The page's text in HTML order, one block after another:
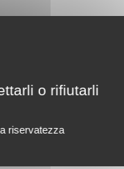
o rifiutarli
riservatezza